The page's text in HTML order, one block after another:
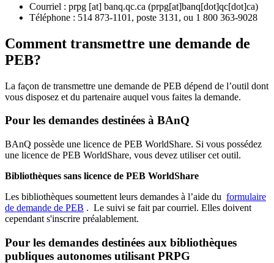
Courriel : prpg [at] banq.qc.ca (prpg[at]banq[dot]qc[dot]ca)
Téléphone : 514 873-1101, poste 3131, ou 1 800 363-9028
Comment transmettre une demande de
PEB?
La façon de transmettre une demande de PEB dépend de l’outil dont
vous disposez et du partenaire auquel vous faites la demande.
Pour les demandes destinées à BAnQ
BAnQ possède une licence de PEB WorldShare. Si vous possédez
une licence de PEB WorldShare, vous devez utiliser cet outil.
Bibliothèques sans licence de PEB WorldShare
Les bibliothèques soumettent leurs demandes à l’aide du formulaire
de demande de PEB . Le suivi se fait par courriel. Elles doivent
cependant s'inscrire préalablement.
Pour les demandes destinées aux bibliothèques
publiques autonomes utilisant PRPG